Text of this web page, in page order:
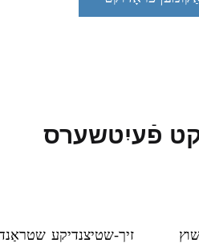
פֿעיִטשערס